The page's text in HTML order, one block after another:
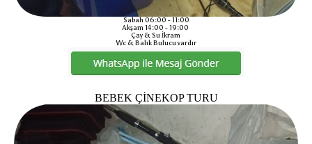
Sabah 06:00 - 11:00
Akşam 14:00 - 19:00
Çay & Su İkram
Wc & Balık Bulucu vardır
BEBEK ÇİNEKOP TURU